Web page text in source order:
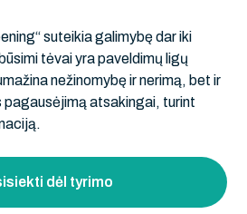
suteikia galimybę dar iki
tėvai yra paveldimų ligų
nežinomybę ir nerimą, bet ir
pagausėjimą atsakingai, turint
dėl tyrimo